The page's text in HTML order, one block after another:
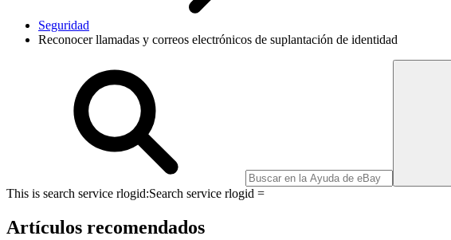
Seguridad
Reconocer llamadas y correos electrónicos de suplantación de identidad
This is search service rlogid:Search service rlogid =
Artículos recomendados